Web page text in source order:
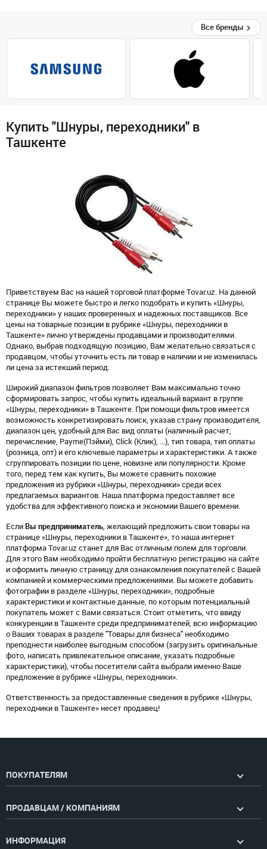
Все бренды
Купить "Шнуры, переходники" в
Ташкенте
Приветствуем Вас на нашей торговой платформе Tovar.uz. На данной
странице Вы можете быстро и легко подобрать и купить «Шнуры,
переходники» у наших проверенных и надежных поставщиков. Все
цены на товарные позиции в рубрике «Шнуры, переходники в
Ташкенте» лично утверждены продавцами и производителями.
Однако, выбрав подходящую позицию, Вам желательно связаться с
продавцом, чтобы уточнить есть ли товар в наличии и не изменилась
ли цена за истекший период.
Широкий диапазон фильтров позволяет Вам максимально точно
сформировать запрос, чтобы купить идеальный вариант в группе
«Шнуры, переходники» в Ташкенте. При помощи фильтров имеется
возможность конкретизировать поиск, указав страну производителя,
диапазон цен, удобный для Вас вид оплаты (наличный расчет,
перечисление, Payme(Пэйми), Click (Клик), ...), тип товара, тип оплаты
(розница, опт) и его ключевые параметры и характеристики. А также
сгруппировать позиции по цене, новизне или популярности. Кроме
того, перед тем как купить, Вы можете сравнить похожие
предложения из рубрики «Шнуры, переходники» среди всех
предлагаемых вариантов. Наша платформа предоставляет все
удобства для эффективного поиска и экономии Вашего времени.
Если Вы предприниматель, желающий предложить свои товары на
странице «Шнуры, переходники в Ташкенте», то наша интернет
платформа Tovar.uz станет для Вас отличным полем для торговли.
Для этого Вам необходимо пройти бесплатную регистрацию на сайте
и оформить личную страницу для ознакомления покупателей с Вашей
компанией и коммерческими предложениями. Вы можете добавить
фотографии в разделе «Шнуры, переходники», подробные
характеристики и контактные данные, по которым потенциальный
покупатель может с Вами связаться. Стоит отметить, что ввиду
конкуренции в Ташкенте среди предпринимателей, всю информацию
о Ваших товарах в разделе "Товары для бизнеса" необходимо
преподнести наиболее выгодным способом (загрузить оригинальные
фото, написать привлекательное описание, указать подробные
характеристики), чтобы посетители сайта выбрали именно Ваше
предложение в рубрике «Шнуры, переходники».
Ответственность за предоставленные сведения в рубрике «Шнуры,
переходники в Ташкенте» несет продавец!
ПОКУПАТЕЛЯМ
ПРОДАВЦАМ / КОМПАНИЯМ
ИНФОРМАЦИЯ